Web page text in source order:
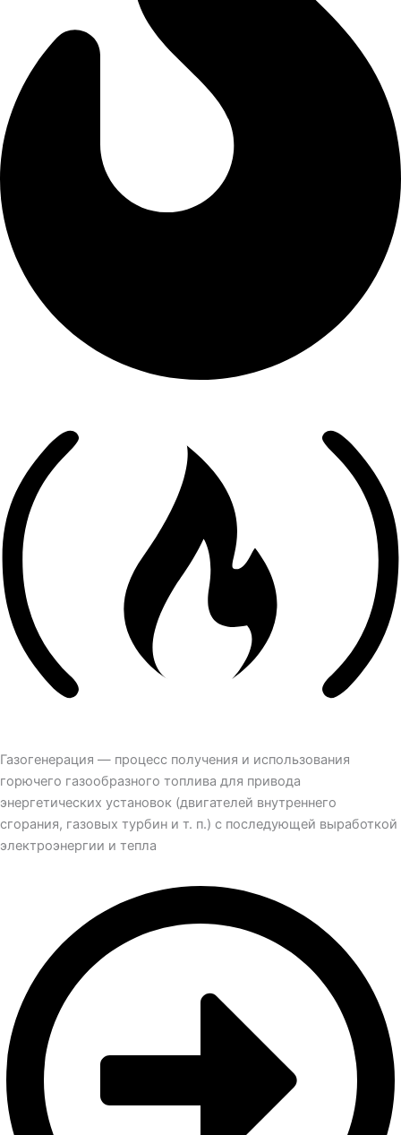
Газогенерация — процесс получения и использования
горючего газообразного топлива для привода
энергетических установок (двигателей внутреннего
сгорания, газовых турбин и т. п.) с последующей выработкой
электроэнергии и тепла